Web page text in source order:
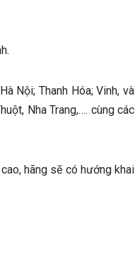
Nội; Thanh Hóa; Vinh, và
Nha Trang,…. cùng các
hãng sẽ có hướng khai